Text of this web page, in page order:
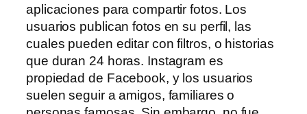
aplicaciones para compartir fotos. Los
usuarios publican fotos en su perfil, las
cuales pueden editar con filtros, o historias
que duran 24 horas. Instagram es
propiedad de Facebook, y los usuarios
suelen seguir a amigos, familiares o